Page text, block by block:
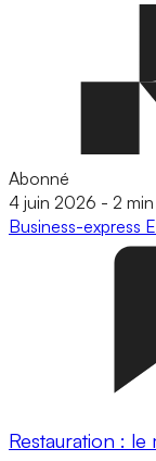
Abonné
4 juin 2026 - 2 min
Business-express
Restauration :